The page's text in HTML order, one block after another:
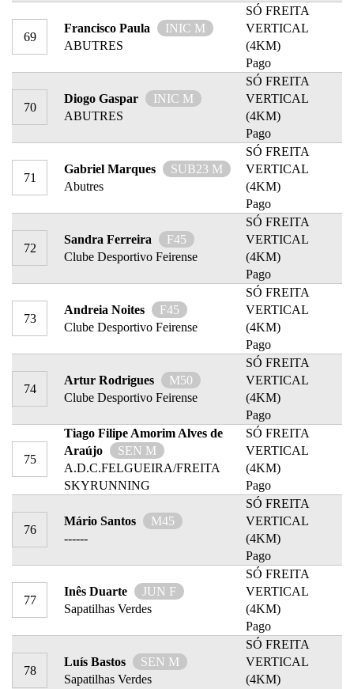
69
Francisco Paula
INIC M
ABUTRES
SÓ FREITA
VERTICAL
(4KM)
Pago
70
Diogo Gaspar
INIC M
ABUTRES
SÓ FREITA
VERTICAL
(4KM)
Pago
71
Gabriel Marques
SUB23 M
Abutres
SÓ FREITA
VERTICAL
(4KM)
Pago
72
Sandra Ferreira
F45
Clube Desportivo Feirense
SÓ FREITA
VERTICAL
(4KM)
Pago
73
Andreia Noites
F45
Clube Desportivo Feirense
SÓ FREITA
VERTICAL
(4KM)
Pago
74
Artur Rodrigues
M50
Clube Desportivo Feirense
SÓ FREITA
VERTICAL
(4KM)
Pago
75
Tiago Filipe Amorim Alves de
Araújo
SEN M
A.D.C.FELGUEIRA/FREITA
SKYRUNNING
SÓ FREITA
VERTICAL
(4KM)
Pago
76
Mário Santos
M45
------
SÓ FREITA
VERTICAL
(4KM)
Pago
77
Inês Duarte
JUN F
Sapatilhas Verdes
SÓ FREITA
VERTICAL
(4KM)
Pago
78
Luís Bastos
SEN M
Sapatilhas Verdes
SÓ FREITA
VERTICAL
(4KM)